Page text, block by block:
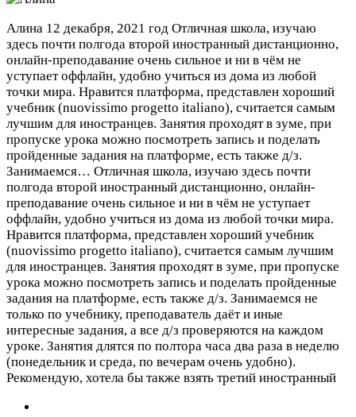
Алина 12 декабря, 2021 год Отличная школа, изучаю
здесь почти полгода второй иностранный дистанционно,
онлайн-преподавание очень сильное и ни в чём не
уступает оффлайн, удобно учиться из дома из любой
точки мира. Нравится платформа, представлен хороший
учебник (nuovissimo progetto italiano), считается самым
лучшим для иностранцев. Занятия проходят в зуме, при
пропуске урока можно посмотреть запись и поделать
пройденные задания на платформе, есть также д/з.
Занимаемся… Отличная школа, изучаю здесь почти
полгода второй иностранный дистанционно, онлайн-
преподавание очень сильное и ни в чём не уступает
оффлайн, удобно учиться из дома из любой точки мира.
Нравится платформа, представлен хороший учебник
(nuovissimo progetto italiano), считается самым лучшим
для иностранцев. Занятия проходят в зуме, при пропуске
урока можно посмотреть запись и поделать пройденные
задания на платформе, есть также д/з. Занимаемся не
только по учебнику, преподаватель даёт и иные
интересные задания, а все д/з проверяются на каждом
уроке. Занятия длятся по полтора часа два раза в неделю
(понедельник и среда, по вечерам очень удобно).
Рекомендую, хотела бы также взять третий иностранный